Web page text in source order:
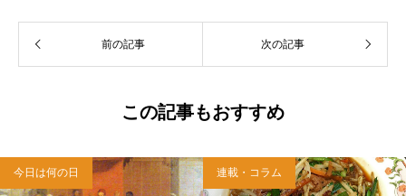
前の記事 次の記事
この記事もおすすめ
今日は何の日 連載・コラム